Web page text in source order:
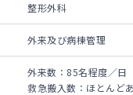
整形外科
外来及び病棟管理
外来数：85名程度／日
救急搬入数：ほとんど